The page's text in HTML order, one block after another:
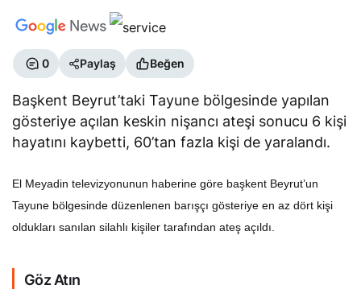
0 Paylaş Beğen
Başkent Beyrut’taki Tayune bölgesinde yapılan
gösteriye açılan keskin nişancı ateşi sonucu 6 kişi
hayatını kaybetti, 60’tan fazla kişi de yaralandı.
El Meyadin televizyonunun haberine göre başkent Beyrut’un
Tayune bölgesinde düzenlenen barışçı gösteriye en az dört kişi
oldukları sanılan silahlı kişiler tarafından ateş açıldı.
Göz Atın